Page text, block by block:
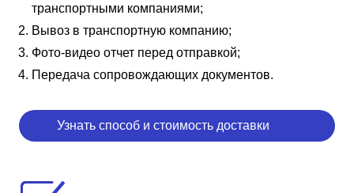
транспортными компаниями;
Вывоз в транспортную компанию;
Фото-видео отчет перед отправкой;
Передача сопровождающих документов.
Узнать способ и стоимость доставки